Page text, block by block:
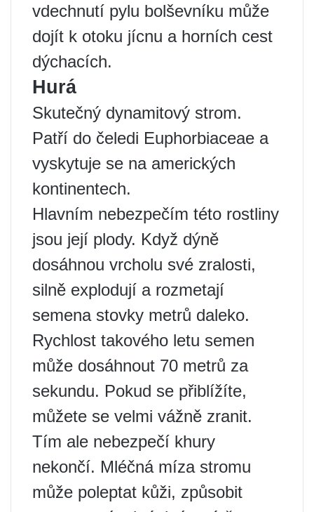
vdechnutí pylu bolševníku může
dojít k otoku jícnu a horních cest
dýchacích.
Hurá
Skutečný dynamitový strom.
Patří do čeledi Euphorbiaceae a
vyskytuje se na amerických
kontinentech.
Hlavním nebezpečím této rostliny
jsou její plody. Když dýně
dosáhnou vrcholu své zralosti,
silně explodují a rozmetají
semena stovky metrů daleko.
Rychlost takového letu semen
může dosáhnout 70 metrů za
sekundu. Pokud se přiblížíte,
můžete se velmi vážně zranit.
Tím ale nebezpečí khury
nekončí. Mléčná míza stromu
může poleptat kůži, způsobit